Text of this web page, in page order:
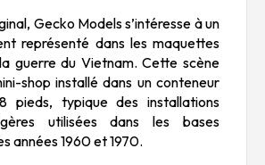
Gecko Models s’intéresse à un
représenté dans les maquettes
guerre du Vietnam. Cette scène
shop installé dans un conteneur
pieds, typique des installations
utilisées dans les bases
années 1960 et 1970.